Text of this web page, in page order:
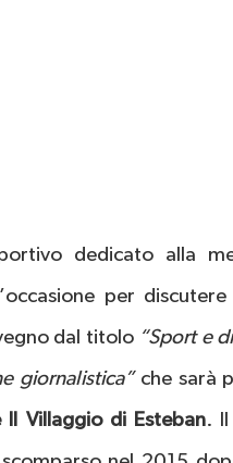
dedicato alla
per
dal titolo “Sport e
giornalistica”che sarà
Il Villaggio di Esteban. Il